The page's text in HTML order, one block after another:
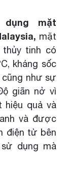
mặt
mặt
tinh có
kháng sốc
cũng như sự
giãn nở vì
hiệu quả và
và được
điện tử bên
dụng mà